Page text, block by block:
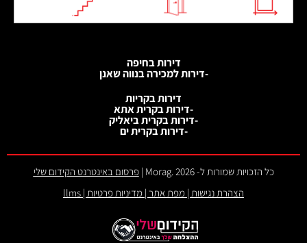
דירות בחיפה
-דירות למכירה בנווה שאנן
דירות בקריות
-דירות בקרית אתא
-דירות בקרית ביאליק
-דירות בקרית ים
כל הזכויות שמורות ל- 2026 .Morag |
פרסום באינטרנט הקידום שלי
הצהרת נגישות | מפת אתר | מדיניות פרטיות |
llms